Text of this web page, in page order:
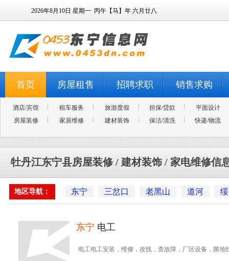
2026年8月10日 星期一 丙午【马】年 六月廿八
首页 房屋租售 招聘求职 销售求购
酒店/宾馆 租车服务 旅游度假 担保/贷款
平面设计
房屋装修
家居维修 建材装饰 保洁/清洗 快递/物流
牡丹江东宁县房屋装修 / 建材装饰 / 家电维修信
地区导航： 东宁 三岔口 老黑山 道河
东宁 电工
电工电工安装，维修，改线，查故障，厂区设备，菌